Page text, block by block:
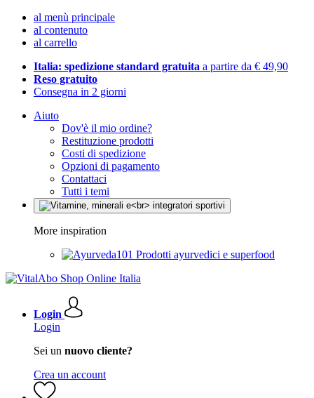
al menù principale
al contenuto
al carrello
Italia: spedizione standard gratuita a partire da € 49,90
Reso gratuito
Consegna in 2 giorni
Aiuto
Dov'è il mio ordine?
Restituzione prodotti
Costi di spedizione
Opzioni di pagamento
Contattaci
Tutti i temi
More inspiration
Prodotti ayurvedici e superfood
Login
Login
Sei un nuovo cliente?
Crea un account